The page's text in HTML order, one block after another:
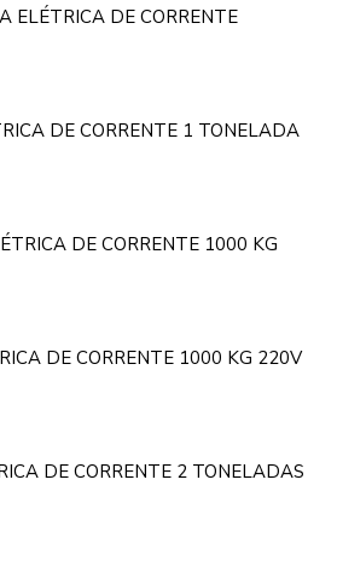
ELÉTRICA DE CORRENTE
DE CORRENTE 1 TONELADA
DE CORRENTE 1000 KG
DE CORRENTE 1000 KG 220V
DE CORRENTE 2 TONELADAS